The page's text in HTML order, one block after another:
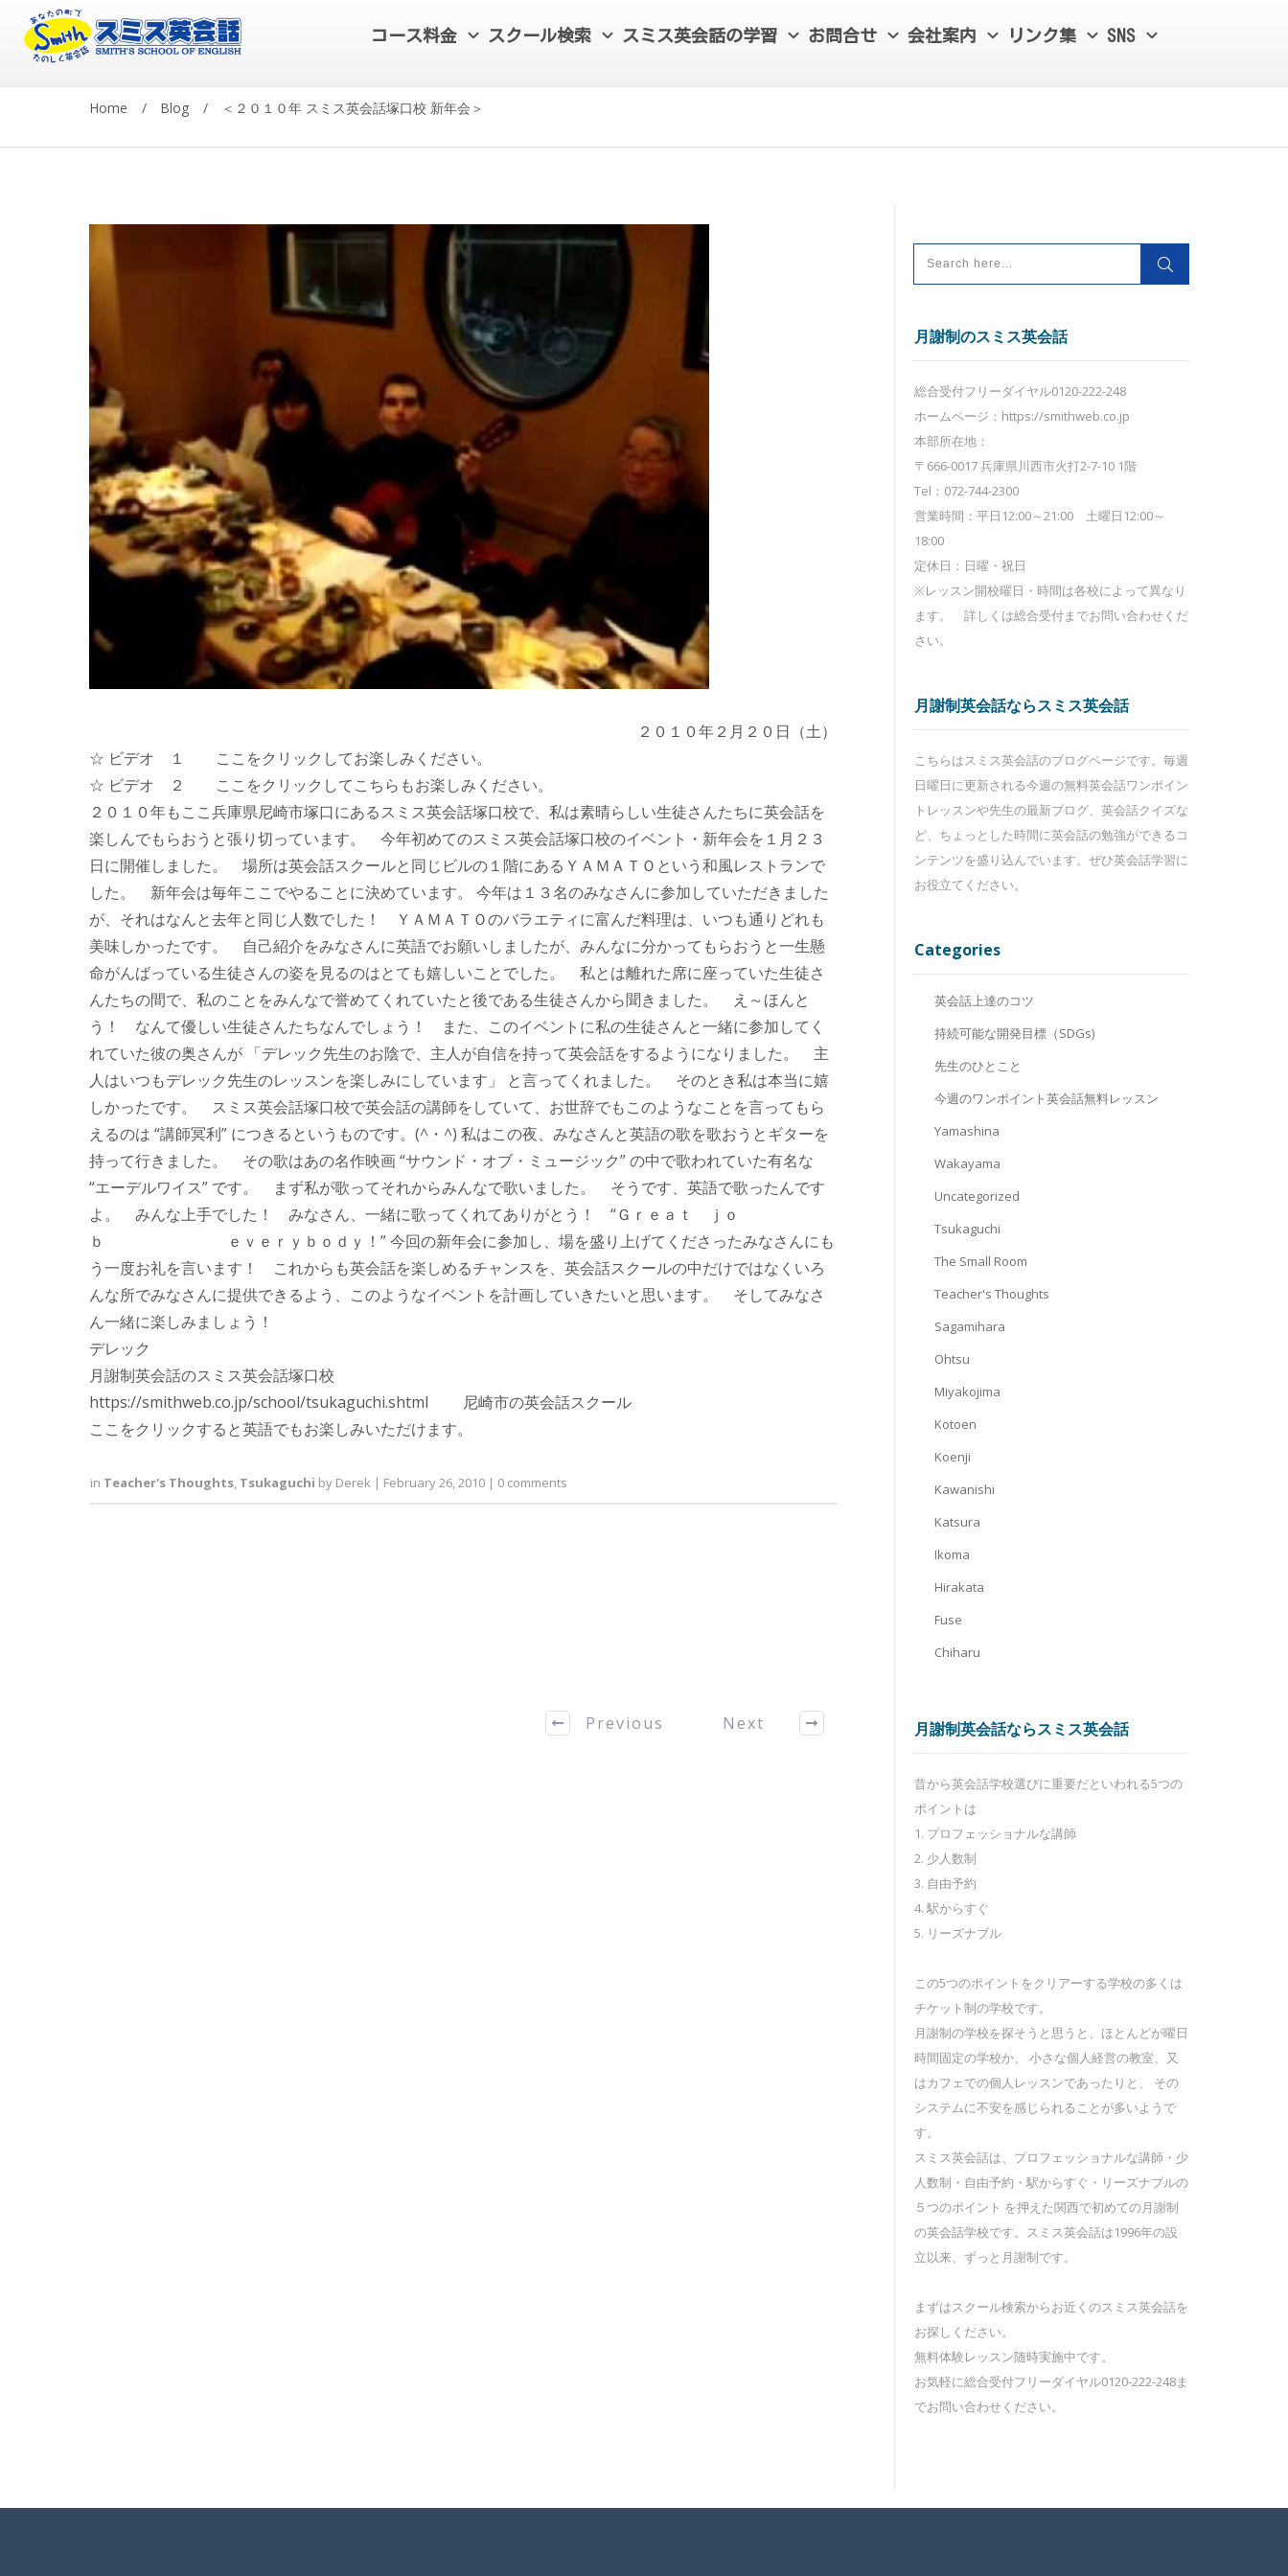
コース料金 スクール検索 スミス英会話の学習 お問合せ 会社案内 リンク集 SNS
Home / Blog / ＜２０１０年 スミス英会話塚口校 新年会＞
２０１０年２月２０日（土）
☆ ビデオ １ ここをクリック してお楽しみください。
☆ ビデオ ２ ここをクリック してこちらもお楽しみください。
２０１０年もここ兵庫県尼崎市塚口にあるスミス英会話塚口校で、私は素晴らしい生徒さんたちに英会話を
楽しんでもらおうと張り切っています。
今年初めてのスミス英会話塚口校のイベント・新年会を１月２３
日に開催しました。 場所は英会話スクールと同じビルの１階にあるＹＡＭＡＴＯという和風レストランで
した。 新年会は毎年ここでやることに決めています。 今年は１３名のみなさんに参加していただきました
が、それはなんと去年と同じ人数でした！ ＹＡＭＡＴＯのバラエティに富んだ料理は、いつも通りどれも
美味しかったです。 自己紹介をみなさんに英語でお願いしましたが、みんなに分かってもらおうと一生懸
命がんばっている生徒さんの姿を見るのはとても嬉しいことでした。 私とは離れた席に座っていた生徒さ
んたちの間で、私のことをみんなで誉めてくれていたと後である生徒さんから聞きました。 え～ほんと
う！ なんて優しい生徒さんたちなんでしょう！ また、このイベントに私の生徒さんと一緒に参加してく
れていた彼の奥さんが 「デレック先生のお陰で、主人が自信を持って英会話をするようになりました。 主
人はいつもデレック先生のレッスンを楽しみにしています」 と言ってくれました。 そのとき私は本当に嬉
しかったです。 スミス英会話塚口校で英会話の講師をしていて、お世辞でもこのようなことを言ってもら
えるのは “講師冥利” につきるというものです。(^・^) 私はこの夜、みなさんと英語の歌を歌おうとギターを
持って行きました。 その歌はあの名作映画 “サウンド・オブ・ミュージック” の中で歌われていた有名な
“エーデルワイス” です。 まず私が歌ってそれからみんなで歌いました。 そうです、英語で歌ったんです
よ。 みんな上手でした！ みなさん、一緒に歌ってくれてありがとう！ “Ｇｒｅａｔ ｊｏ
ｂ ｅｖｅｒｙｂｏｄｙ！” 今回の新年会に参加し、場を盛り上げてくださったみなさんにも
う一度お礼を言います！ これからも英会話を楽しめるチャンスを、英会話スクールの中だけではなくいろ
んな所でみなさんに提供できるよう、このようなイベントを計画していきたいと思います。 そしてみなさ
ん一緒に楽しみましょう！
デレック
月謝制英会話のスミス英会話塚口校
https://smithweb.co.jp/school/tsukaguchi.shtml 尼崎市の英会話スクール
ここをクリックすると英語でもお楽しみいただけます。
in Teacher's Thoughts, Tsukaguchi by Derek | February 26, 2010 | 0 comments
Previous Next
月謝制のスミス英会話
総合受付フリーダイヤル0120-222-248
ホームページ：https://smithweb.co.jp
本部所在地：
〒666-0017 兵庫県川西市火打2-7-10 1階
Tel：072-744-2300
営業時間：平日12:00～21:00 土曜日12:00～
18:00
定休日：日曜・祝日
※レッスン開校曜日・時間は各校によって異なり
ます。 詳しくは総合受付までお問い合わせくだ
さい。
月謝制英会話ならスミス英会話
こちらはスミス英会話のブログページです。毎週
日曜日に更新される今週の無料英会話ワンポイン
トレッスンや先生の最新ブログ、英会話クイズな
ど、ちょっとした時間に英会話の勉強ができるコ
ンテンツを盛り込んでいます。ぜひ英会話学習に
お役立てください。
Categories
英会話上達のコツ
持続可能な開発目標（SDGs)
先生のひとこと
今週のワンポイント英会話無料レッスン
Yamashina
Wakayama
Uncategorized
Tsukaguchi
The Small Room
Teacher's Thoughts
Sagamihara
Ohtsu
Miyakojima
Kotoen
Koenji
Kawanishi
Katsura
Ikoma
Hirakata
Fuse
Chiharu
月謝制英会話ならスミス英会話
昔から英会話学校選びに重要だといわれる5つの
ポイントは
1. プロフェッショナルな講師
2. 少人数制
3. 自由予約
4. 駅からすぐ
5. リーズナブル
この5つのポイントをクリアーする学校の多くは
チケット制の学校です。
月謝制の学校を探そうと思うと、ほとんどが曜日
時間固定の学校か、 小さな個人経営の教室、又
はカフェでの個人レッスンであったりと、 その
システムに不安を感じられることが多いようで
す。
スミス英会話は、プロフェッショナルな講師・少
人数制・自由予約・駅からすぐ・リーズナブルの
５つのポイント を押えた関西で初めての月謝制
の英会話学校です。スミス英会話は1996年の設
立以来、ずっと月謝制です。
まずはスクール検索からお近くのスミス英会話を
お探しください。
無料体験レッスン随時実施中です。
お気軽に総合受付フリーダイヤル0120-222-248ま
でお問い合わせください。